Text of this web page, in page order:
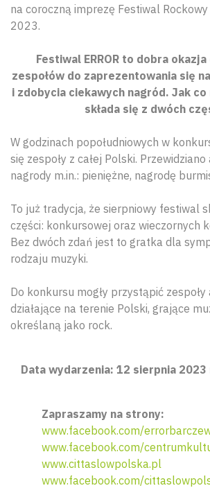
na coroczną imprezę Festiwal Rockowy
2023.
Festiwal ERROR to dobra okazja
zespołów do zaprezentowania się
i zdobycia ciekawych nagród. Jak
składa się z dwóch
W godzinach popołudniowych w
się zespoły z całej Polski.
nagrody m.in.: pieniężne, nagrodę
To już tradycja, że sierpniowy festiwal
części: konkursowej oraz wieczornych
Bez dwóch zdań jest to gratka dla
rodzaju muzyki.
Do konkursu mogły przystąpić
działające na terenie Polski, grające
określaną jako rock.
Data wydarzenia: 12 sierpnia 2023
Zapraszamy na strony:
www.facebook.com/
www.facebook.com/
www.cittaslowpolska.pl
www.facebook.com/